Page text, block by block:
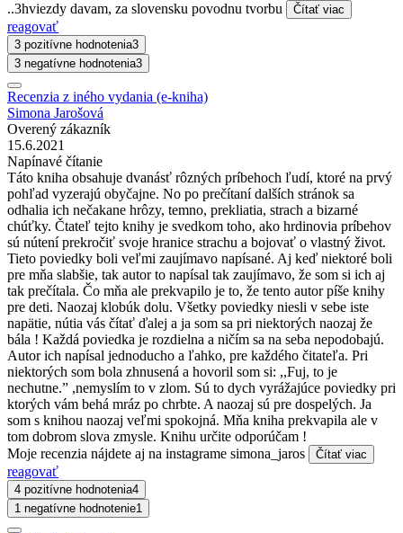
..3hviezdy davam, za slovensku povodnu tvorbu
Čítať viac
reagovať
3 pozitívne hodnotenia3
3 negatívne hodnotenia3
Recenzia z iného vydania (e-kniha)
Simona Jarošová
Overený zákazník
15.6.2021
Napínavé čítanie
Táto kniha obsahuje dvanásť rôzných príbehoch ľudí, ktoré na prvý
pohľad vyzerajú obyčajne. No po prečítaní dalších stránok sa
odhalia ich nečakane hrôzy, temno, prekliatia, strach a bizarné
chúťky. Čtateľ tejto knihy je svedkom toho, ako hrdinovia príbehov
sú nútení prekročiť svoje hranice strachu a bojovať o vlastný život.
Tieto poviedky boli veľmi zaujímavo napísané. Aj keď niektoré boli
pre mňa slabšie, tak autor to napísal tak zaujímavo, že som si ich aj
tak prečítala. Čo mňa ale prekvapilo je to, že tento autor píše knihy
pre deti. Naozaj klobúk dolu. Všetky poviedky niesli v sebe iste
napätie, nútia vás čítať ďalej a ja som sa pri niektorých naozaj že
bála ! Každá poviedka je rozdielna a ničím sa na seba nepodobajú.
Autor ich napísal jednoducho a ľahko, pre každého čitateľa. Pri
niektorých som bola zhnusená a hovoril som si: ,,Fuj, to je
nechutne.” ,nemyslím to v zlom. Sú to dych vyrážajúce poviedky pri
ktorých vám behá mráz po chrbte. A naozaj sú pre dospelých. Ja
som s knihou naozaj veľmi spokojná. Mňa kniha prekvapila ale v
tom dobrom slova zmysle. Knihu určite odporúčam !
Moje recenzia nájdete aj na instagrame simona_jaros
Čítať viac
reagovať
4 pozitívne hodnotenia4
1 negatívne hodnotenie1